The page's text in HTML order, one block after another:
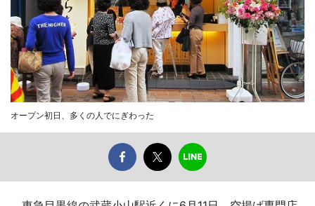
オープン初日、多くの人でにぎわった